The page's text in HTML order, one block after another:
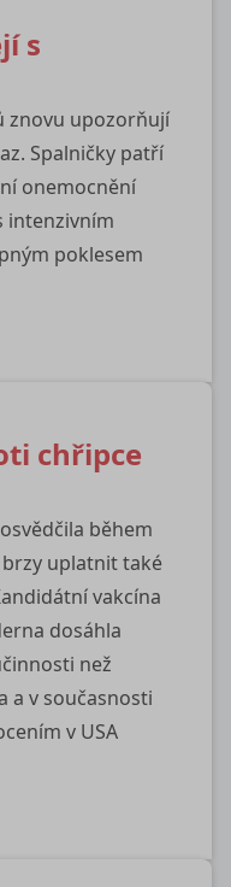
s
znovu upozorňují
Spalničky patří
onemocnění
intenzivním
poklesem
chřipce
během
brzy uplatnit také
vakcína
dosáhla
než
a v současnosti
v USA